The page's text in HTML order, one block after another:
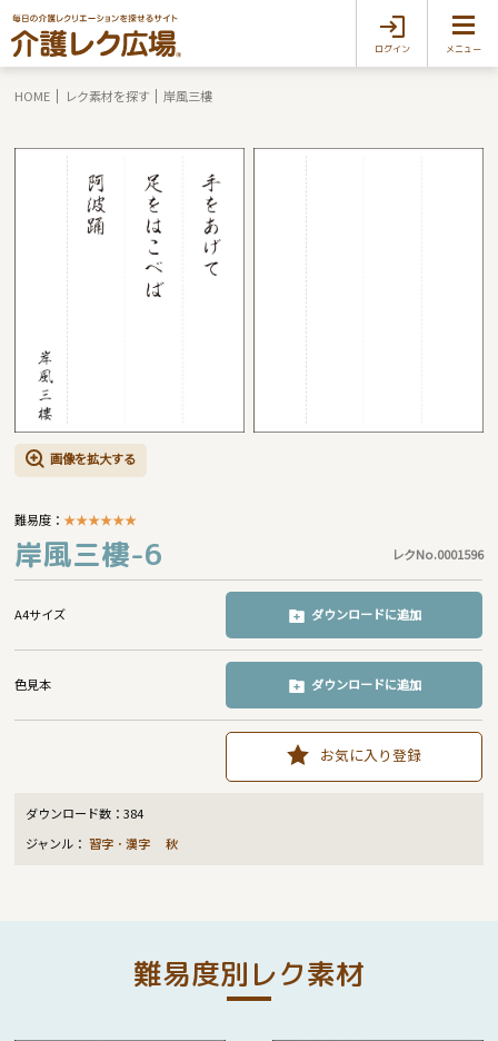
ログイン メニュー
HOME レク素材を探す 岸風三樓
画像を拡大する
難易度：★★★★★★
岸風三樓-6 レクNo.0001596
A4サイズ ダウンロードに追加
色見本 ダウンロードに追加
お気に入り登録
ダウンロード数：384
ジャンル：習字・漢字 秋
難易度別レク素材